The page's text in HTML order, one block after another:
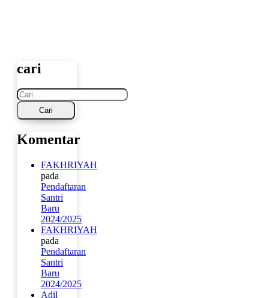
cari
Cari
untuk:
Komentar
FAKHRIYAH
pada
Pendaftaran
Santri
Baru
2024/2025
FAKHRIYAH
pada
Pendaftaran
Santri
Baru
2024/2025
Adil